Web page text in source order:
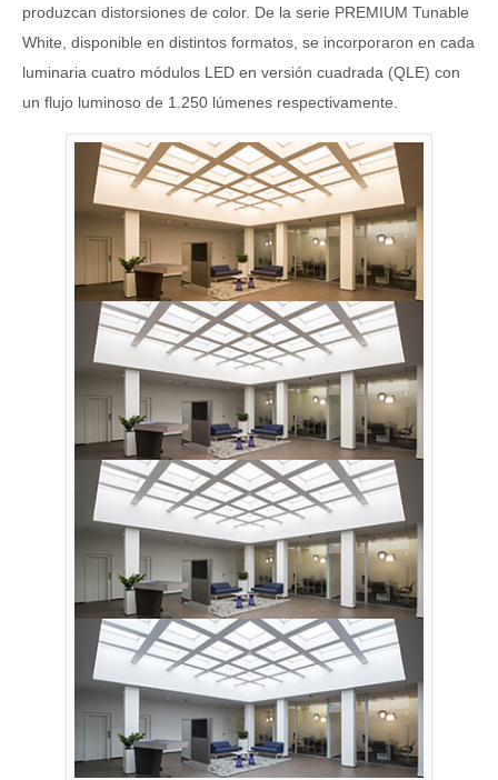
produzcan distorsiones de color. De la serie PREMIUM Tunable
White, disponible en distintos formatos, se incorporaron en cada
luminaria cuatro módulos LED en versión cuadrada (QLE) con
un flujo luminoso de 1.250 lúmenes respectivamente.